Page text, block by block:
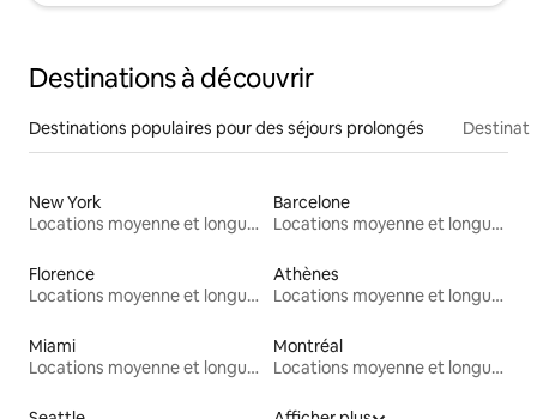
Destinations à découvrir
Destinations populaires pour des séjours prolongés
New York
Locations moyenne et longue durée
Barcelone
Locations moyenne et longue durée
Florence
Locations moyenne et longue durée
Athènes
Locations moyenne et longue durée
Miami
Locations moyenne et longue durée
Montréal
Locations moyenne et longue durée